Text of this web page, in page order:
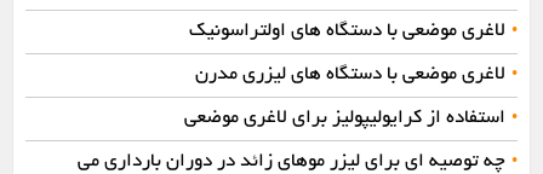
• لاغری موضعی با دستگاه‌ های اولتراسونیک
• لاغری موضعی با دستگاه‌ های لیزری مدرن
• استفاده از کرایولیپولیز برای لاغری موضعی
• چه توصیه ای برای لیزر موهای زائد در دوران بارداری می